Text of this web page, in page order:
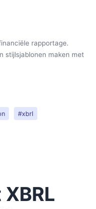
rapportage.
stijlsjablonen maken met
#xbrl